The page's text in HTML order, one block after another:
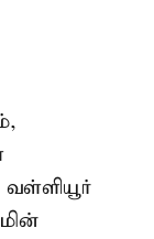
வள்ளியூர்